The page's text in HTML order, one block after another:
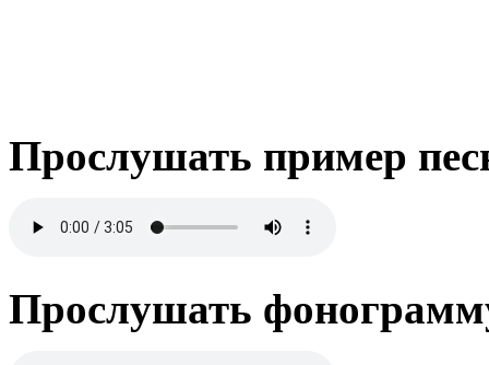
Прослушать пример
Прослушать